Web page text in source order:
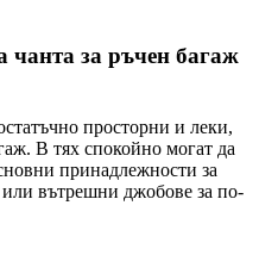
за ръчен багаж
просторни и леки,
В тях спокойно могат да
принадлежности за
вътрешни джобове за по-